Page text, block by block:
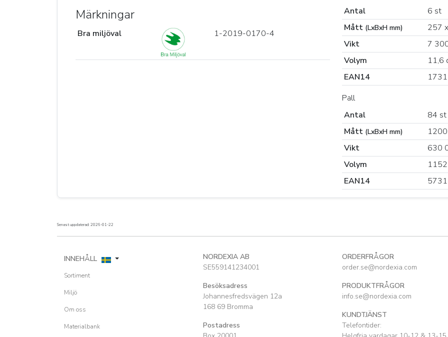
Märkningar
Bra miljöval 1-2019-0170-4
Antal
6 st
Mått (LxBxH mm)
257
Vikt
7
Volym
11,6
EAN14
Pall
Antal
84 st
Mått (LxBxH mm)
Vikt
630
Volym
EAN14
Senast uppdaterad: 2026-01-22
INNEHÅLL
Sortiment
Miljö
Om oss
Materialbank
NORDEXIA AB
SE559141234001
Besöksadress
Johannesfredsvägen 12a
168 69 Bromma
Postadress
ORDERFRÅGOR
order.se@nordexia.com
PRODUKTFRÅGOR
info.se@nordexia.com
KUNDTJÄNST
Telefontider: